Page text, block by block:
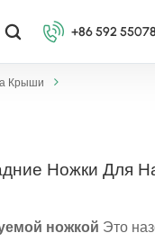
+86 592
Крыши
Ножки Для
ножкой Это